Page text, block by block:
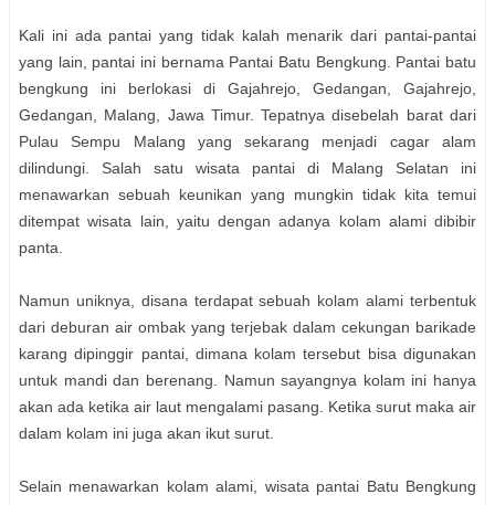
Kali ini ada pantai yang tidak kalah menarik dari pantai-pantai
yang lain, pantai ini bernama Pantai Batu Bengkung. Pantai batu
bengkung ini berlokasi di Gajahrejo, Gedangan, Gajahrejo,
Gedangan, Malang, Jawa Timur. Tepatnya disebelah barat dari
Pulau Sempu Malang yang sekarang menjadi cagar alam
dilindungi. Salah satu wisata pantai di Malang Selatan ini
menawarkan sebuah keunikan yang mungkin tidak kita temui
ditempat wisata lain, yaitu dengan adanya kolam alami dibibir
panta.
Namun uniknya, disana terdapat sebuah kolam alami terbentuk
dari deburan air ombak yang terjebak dalam cekungan barikade
karang dipinggir pantai, dimana kolam tersebut bisa digunakan
untuk mandi dan berenang. Namun sayangnya kolam ini hanya
akan ada ketika air laut mengalami pasang. Ketika surut maka air
dalam kolam ini juga akan ikut surut.
Selain menawarkan kolam alami, wisata pantai Batu Bengkung